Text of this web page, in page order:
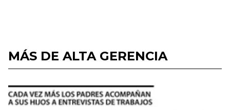
MÁS DE ALTA GERENCIA